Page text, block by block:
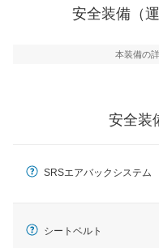
るSRSエアバッ
安全装備（
本装備の
安全装
SRSエアバックシステム
シートベルト